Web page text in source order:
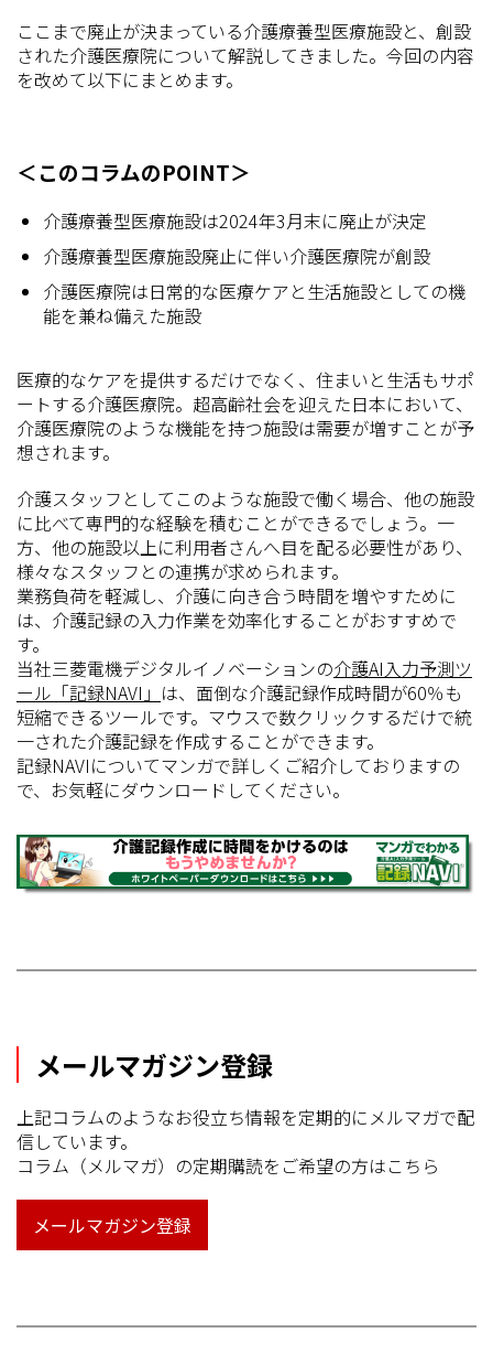
ここまで廃止が決まっている介護療養型医療施設と、創設
された介護医療院について解説してきました。今回の内容
を改めて以下にまとめます。
＜このコラムのPOINT＞
介護療養型医療施設は2024年3月末に廃止が決定
介護療養型医療施設廃止に伴い介護医療院が創設
介護医療院は日常的な医療ケアと生活施設としての機
能を兼ね備えた施設
医療的なケアを提供するだけでなく、住まいと生活もサポ
ートする介護医療院。超高齢社会を迎えた日本において、
介護医療院のような機能を持つ施設は需要が増すことが予
想されます。
介護スタッフとしてこのような施設で働く場合、他の施設
に比べて専門的な経験を積むことができるでしょう。一
方、他の施設以上に利用者さんへ目を配る必要性があり、
様々なスタッフとの連携が求められます。
業務負荷を軽減し、介護に向き合う時間を増やすために
は、介護記録の入力作業を効率化することがおすすめで
す。
当社三菱電機デジタルイノベーションの介護AI入力予測ツ
ール「記録NAVI」 は、面倒な介護記録作成時間が60％も
短縮できるツールです。マウスで数クリックするだけで統
一された介護記録を作成することができます。
記録NAVIについてマンガで詳しくご紹介しておりますの
で、お気軽にダウンロードしてください。
メールマガジン登録
上記コラムのようなお役立ち情報を定期的にメルマガで配
信しています。
コラム（メルマガ）の定期購読をご希望の方はこちら
メールマガジン登録